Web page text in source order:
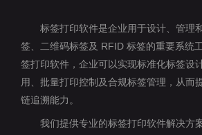
标签打印软件是企业用于设计、管理
签、二维码标签及 RFID 标签的重要系统
签打印软件，企业可以实现标准化标签设
用、批量打印控制及合规标签管理，从而
链追溯能力。
我们提供专业的标签打印软件解决方